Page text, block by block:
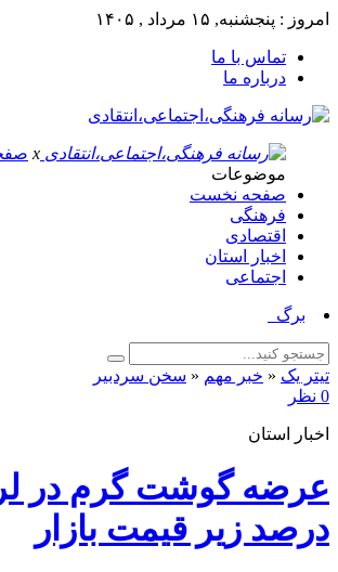
امروز : پنجشنبه, ۱۵ مرداد , ۱۴۰۵
تماس با ما
درباره ما
x
موضوعات
صفحه نخست
فرهنگی
اقتصادی
اخبار استان
اجتماعی
برگزاری پ_
تیتر یک « خبر مهم « سخن سردبیر
0 نظر
اخبار استان
درصد زیر قیمت بازار